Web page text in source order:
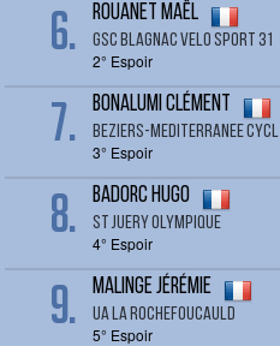
6. ROUANET Maël
GSC BLAGNAC VELO SPORT 31
2° Espoir
7. BONALUMI Clément
BEZIERS-MEDITERRANEE CYCL
3° Espoir
8. BADORC Hugo
ST JUERY OLYMPIQUE
4° Espoir
9. MALINGE Jérémie
UA LA ROCHEFOUCAULD
5° Espoir